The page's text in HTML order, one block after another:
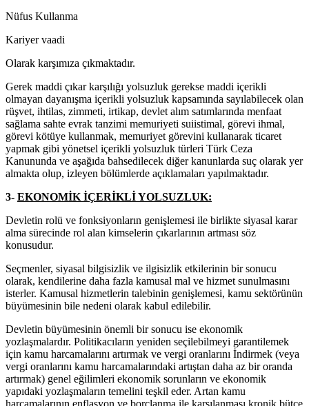
Nüfus Kullanma
Kariyer vaadi
Olarak karşımıza çıkmaktadır.
Gerek maddi çıkar karşılığı yolsuzluk gerekse maddi içerikli
olmayan dayanışma içerikli yolsuzluk kapsamında sayılabilecek olan
rüşvet, ihtilas, zimmeti, irtikap, devlet alım satımlarında menfaat
sağlama sahte evrak tanzimi memuriyeti suiistimal, görevi ihmal,
görevi kötüye kullanmak, memuriyet görevini kullanarak ticaret
yapmak gibi yönetsel içerikli yolsuzluk türleri Türk Ceza
Kanununda ve aşağıda bahsedilecek diğer kanunlarda suç olarak yer
almakta olup, izleyen bölümlerde açıklamaları yapılmaktadır.
3- EKONOMİK İÇERİKLİ YOLSUZLUK:
Devletin rolü ve fonksiyonların genişlemesi ile birlikte siyasal karar
alma sürecinde rol alan kimselerin çıkarlarının artması söz
konusudur.
Seçmenler, siyasal bilgisizlik ve ilgisizlik etkilerinin bir sonucu
olarak, kendilerine daha fazla kamusal mal ve hizmet sunulmasını
isterler. Kamusal hizmetlerin talebinin genişlemesi, kamu sektörünün
büyümesinin bile nedeni olarak kabul edilebilir.
Devletin büyümesinin önemli bir sonucu ise ekonomik
yozlaşmalardır. Politikacıların yeniden seçilebilmeyi garantilemek
için kamu harcamalarını artırmak ve vergi oranlarını İndirmek (veya
vergi oranlarını kamu harcamalarındaki artıştan daha az bir oranda
artırmak) genel eğilimleri ekonomik sorunların ve ekonomik
yapıdaki yozlaşmaların temelini teşkil eder. Artan kamu
harcamalarının enflasyon ve borçlanma ile karşılanması kronik bütçe